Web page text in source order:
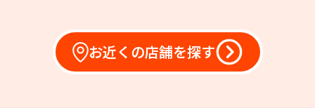
お近くの店舗を探す